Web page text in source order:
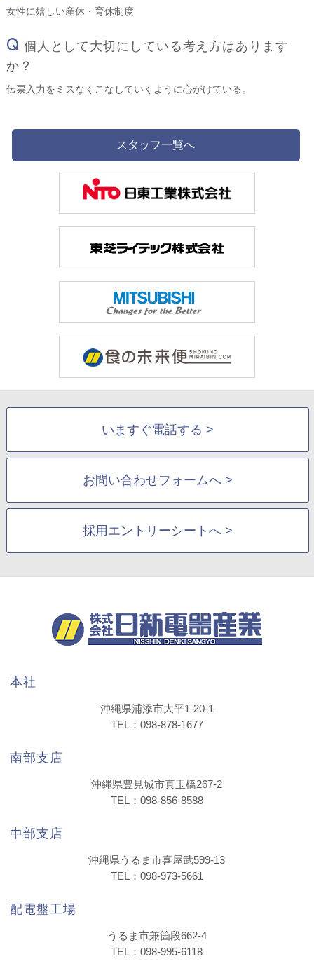
女性に嬉しい産休・育休制度
Q 個人として大切にしている考え方はあります
か？
伝票入力をミスなくこなしていくように心がけている。
スタッフ一覧へ
いますぐ電話する >
お問い合わせフォームへ >
採用エントリーシートへ >
本社
沖縄県浦添市大平1-20-1
TEL：098-878-1677
南部支店
沖縄県豊見城市真玉橋267-2
TEL：098-856-8588
中部支店
沖縄県うるま市喜屋武599-13
TEL：098-973-5661
配電盤工場
うるま市兼箇段662-4
TEL：098-995-6118